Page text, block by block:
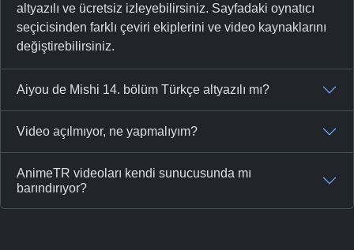
altyazılı ve ücretsiz izleyebilirsiniz. Sayfadaki oynatıcı
seçicisinden farklı çeviri ekiplerini ve video kaynaklarını
değiştirebilirsiniz.
Aiyou de Mishi 14. bölüm Türkçe altyazılı mı?
Video açılmıyor, ne yapmalıyım?
AnimeTR videoları kendi sunucusunda mı
barındırıyor?